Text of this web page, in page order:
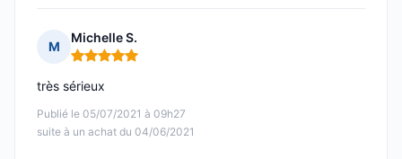
M
Michelle S.
Note : 5 sur 5
Publié le 05/07/2021 à 09h27
suite à un achat du 04/06/2021
très sérieux